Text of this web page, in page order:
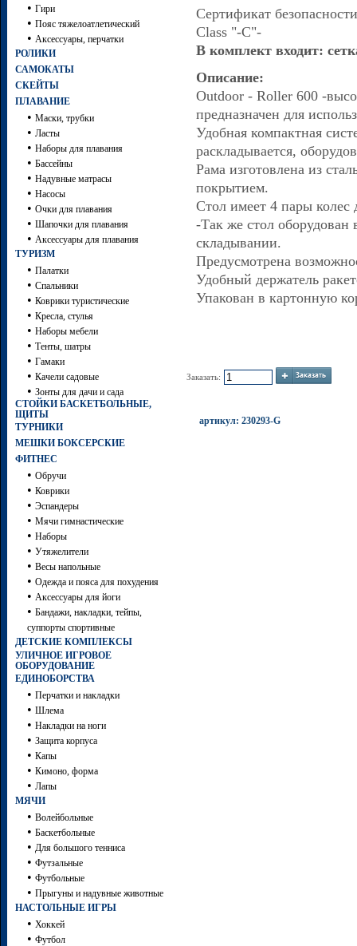
• Гири
• Пояс тяжелоатлетический
• Аксессуары, перчатки
РОЛИКИ
САМОКАТЫ
СКЕЙТЫ
ПЛАВАНИЕ
• Маски, трубки
• Ласты
• Наборы для плавания
• Бассейны
• Надувные матрасы
• Насосы
• Очки для плавания
• Шапочки для плавания
• Аксессуары для плавания
ТУРИЗМ
• Палатки
• Спальники
• Коврики туристические
• Кресла, стулья
• Наборы мебели
• Тенты, шатры
• Гамаки
• Качели садовые
• Зонты для дачи и сада
СТОЙКИ БАСКЕТБОЛЬНЫЕ,
ЩИТЫ
ТУРНИКИ
МЕШКИ БОКСЕРСКИЕ
ФИТНЕС
• Обручи
• Коврики
• Эспандеры
• Мячи гимнастические
• Наборы
• Утяжелители
• Весы напольные
• Одежда и пояса для похудения
• Аксессуары для йоги
• Бандажи, накладки, тейпы,
суппорты спортивные
ДЕТСКИЕ КОМПЛЕКСЫ
УЛИЧНОЕ ИГРОВОЕ
ОБОРУДОВАНИЕ
ЕДИНОБОРСТВА
• Перчатки и накладки
• Шлема
• Накладки на ноги
• Защита корпуса
• Капы
• Кимоно, форма
• Лапы
МЯЧИ
• Волейбольные
• Баскетбольные
• Для большого тенниса
• Футзальные
• Футбольные
• Прыгуны и надувные животные
НАСТОЛЬНЫЕ ИГРЫ
• Хоккей
• Футбол
Сертификат
Class "-C"-
В комплект входит:
Описание:
Outdoor - Roller 600 -
предназначен для
Удобная компактная
раскладывается,
Рама изготовлена из
покрытием.
Стол имеет 4 пары колес
-Так же стол оборудован
складывании.
Предусмотрена
Удобный держатель
Упакован в картонную
Заказать:
артикул: 230293-G